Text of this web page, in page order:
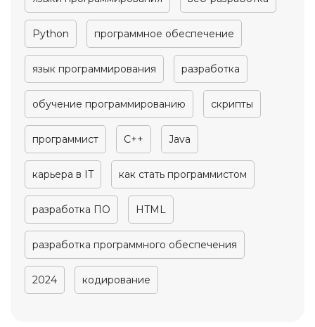
Python программное обеспечение
язык программирования разработка
обучение программированию скрипты
программист C++ Java
карьера в IT как стать программистом
разработка ПО HTML
разработка программного обеспечения
2024 кодирование